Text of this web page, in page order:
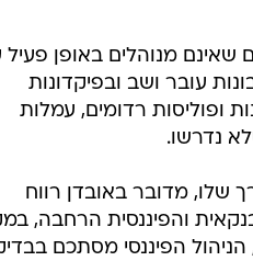
מנוהלים באופן פעיל
בחשבונות עובר ושב ובפיקדונות
ופוליסות רדומים, עמלות
נדרשו.
שלו, מדובר באובדן רווח
והפיננסית הרחבה,
הפיננסי מסתכם